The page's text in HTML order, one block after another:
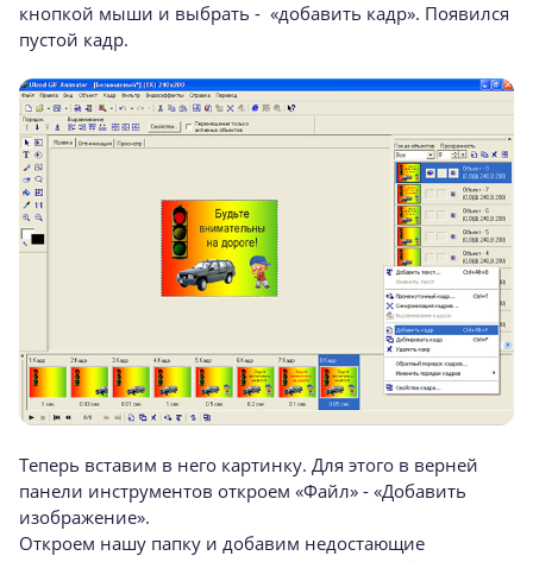
кнопкой мыши и выбрать - «добавить кадр». Появился
пустой кадр.
Теперь вставим в него картинку. Для этого в верней
панели инструментов откроем «Файл» - «Добавить
изображение».
Откроем нашу папку и добавим недостающие